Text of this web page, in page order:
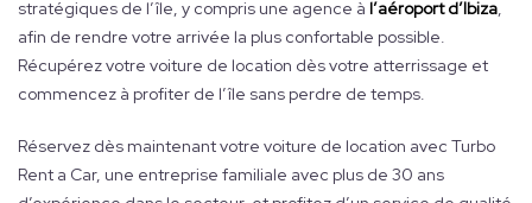
stratégiques de l’île, y compris une agence à l’aéroport d’Ibiza
afin de rendre votre arrivée la plus confortable possible.
Récupérez votre voiture de location dès votre atterrissage et
commencez à profiter de l’île sans perdre de temps.
Réservez dès maintenant votre voiture de location avec Turbo
Rent a Car, une entreprise familiale avec plus de 30 ans